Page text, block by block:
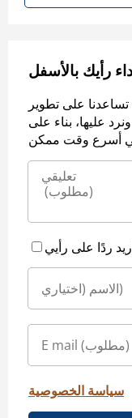
رأيك بالأسفل
تساعدنا على تطوير
عليها، بناء على
سياسة الخصوصية